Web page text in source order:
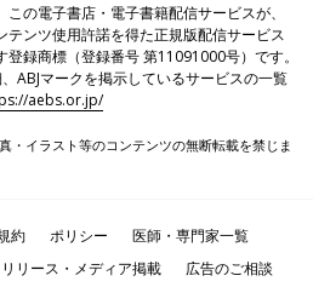
この電子書店・電子書籍配信サービスが、
テンツ使用許諾を得た正規版配信サービス
登録商標（登録番号 第11091000号）です。
ABJマークを掲示しているサービスの一覧
aebs.or.jp/
・イラスト等のコンテンツの無断転載を禁じま
約 ポリシー
医師・専門家一覧
リース・メディア掲載 広告のご相談